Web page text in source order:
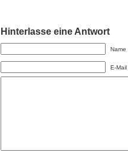
Hinterlasse eine Antwort
Name
E-